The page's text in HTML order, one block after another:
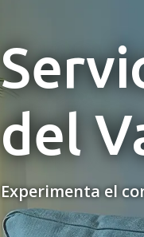
del
Experimenta el